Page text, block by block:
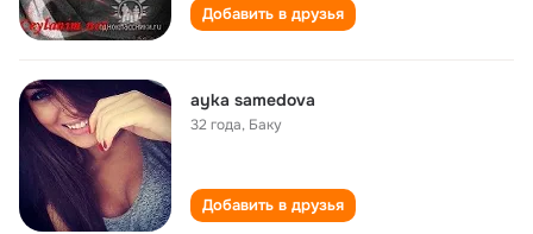
Добавить в друзья
ayka samedova
32 года, Баку
Добавить в друзья